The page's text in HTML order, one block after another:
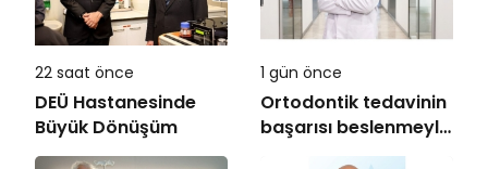
22 saat önce
DEÜ Hastanesinde
Büyük Dönüşüm
1 gün önce
Ortodontik tedavinin
başarısı beslenmeyle